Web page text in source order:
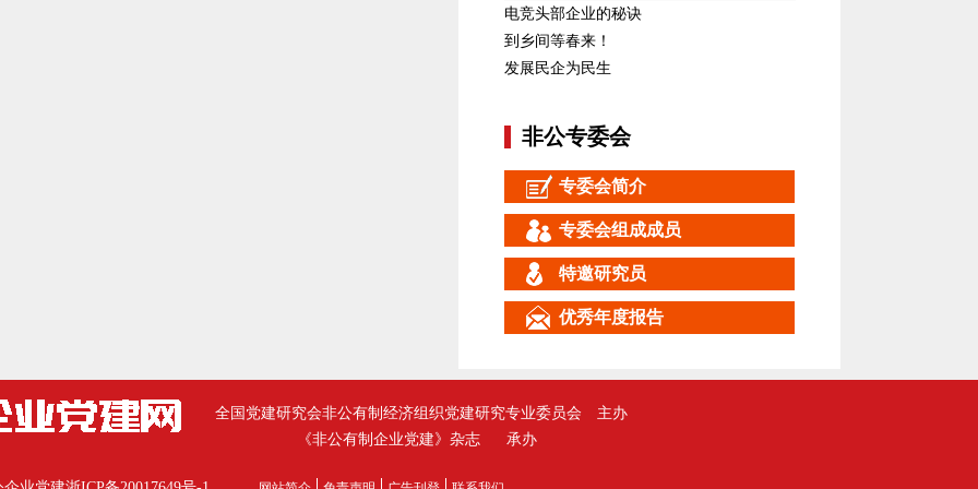
电竞头部企业的秘诀
到乡间等春来！
发展民企为民生
非公专委会
专委会简介
专委会组成成员
特邀研究员
优秀年度报告
全国党建研究会非公有制经济组织党建研究专业委员会
主办
《非公有制企业党建》杂志
承办